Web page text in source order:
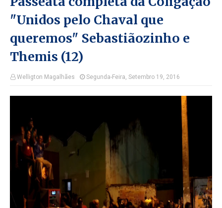
"Unidos pelo Chaval que
queremos" Sebastiãozinho e
Themis (12)
Welligton Magalhães Segunda-Feira, Setembro 19, 2016